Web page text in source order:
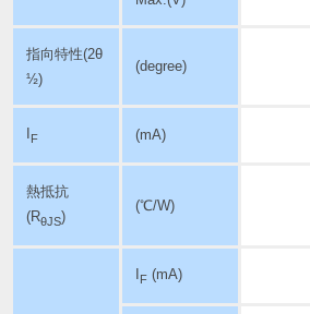
指向特性(2θ
½)
(degree)
F (mA)
熱抵抗
(RθJS)
(℃/W)
F(mA)